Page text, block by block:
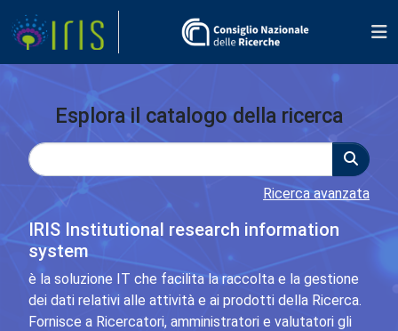
Esplora il catalogo della ricerca
Ricerca avanzata
IRIS Institutional research information
system
è la soluzione IT che facilita la raccolta e la gestione
dei dati relativi alle attività e ai prodotti della Ricerca.
Fornisce a Ricercatori, amministratori e valutatori gli